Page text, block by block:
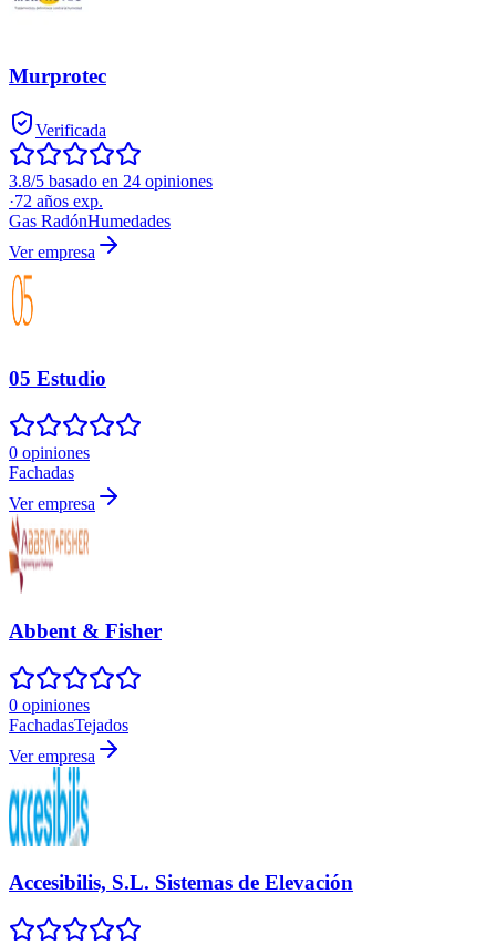
Murprotec
Verificada
3.8/5 basado en 24 opiniones
·72 años exp.
Gas RadónHumedades
Ver empresa
05 Estudio
0 opiniones
Fachadas
Ver empresa
Abbent & Fisher
0 opiniones
FachadasTejados
Ver empresa
Accesibilis, S.L. Sistemas de Elevación